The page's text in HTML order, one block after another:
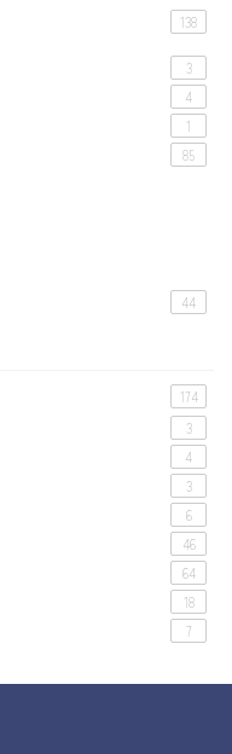
138
3
4
1
85
44
174
3
4
3
6
46
64
18
7